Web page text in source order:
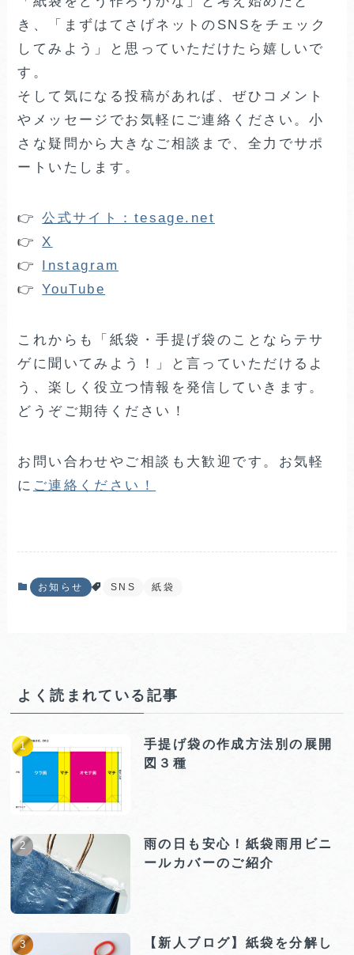
き、「まずはてさげネットのSNSをチェック
してみよう」と思っていただけたら嬉しいで
す。
そして気になる投稿があれば、ぜひコメント
やメッセージでお気軽にご連絡ください。小
さな疑問から大きなご相談まで、全力でサポ
ートいたします。
👉公式サイト：tesage.net
👉X
👉 Instagram
👉YouTube
これからも「紙袋・手提げ袋のことならテサ
ゲに聞いてみよう！」と言っていただけるよ
う、楽しく役立つ情報を発信していきます。
どうぞご期待ください！
お問い合わせやご相談も大歓迎です。お気軽
に ご連絡ください！
お知らせ SNS 紙袋
よく読まれている記事
手提げ袋の作成方法別の展開
図３種
雨の日も安心！紙袋雨用ビニ
ールカバーのご紹介
【新人ブログ】紙袋を分解し